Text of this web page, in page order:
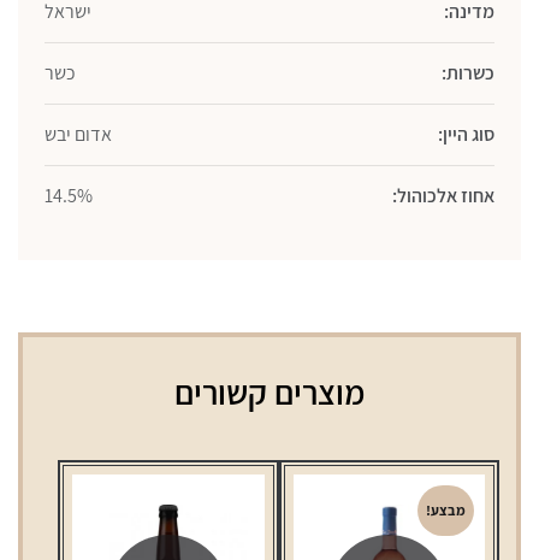
מדינה: ישראל
כשרות: כשר
סוג היין: אדום יבש
אחוז אלכוהול: 14.5%
מוצרים קשורים
מבצע!